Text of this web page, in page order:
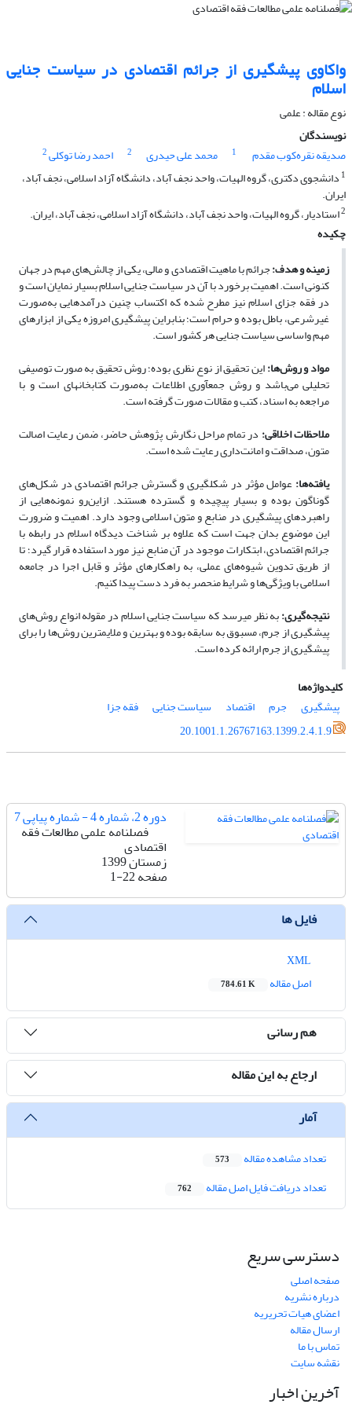
واکاوی پیشگیری از جرائم اقتصادی در سیاست جنایی
اسلام
نوع مقاله : علمی
نویسندگان
صدیقه نقره‌کوب مقدم
1 محمد علی حیدری 2 احمد رضا توکلی2
1 دانشجوی دکتری، گروه الهیات، واحد نجف آباد، دانشگاه آزاد اسلامی، نجف آباد،
ایران.
2استادیار، گروه الهیات، واحد نجف آباد، دانشگاه آزاد اسلامی، نجف آباد، ایران.
چکیده
زمینه و هدف:جرائم با ماهیت اقتصادی و مالی، یکی از چالش‌های مهم در جهان
کنونی است. اهمیت برخورد با آن در سیاست جنایی اسلام بسیار نمایان است و
در فقه جزای اسلام نیز مطرح شده که اکتساب چنین درآمدهایی به‌صورت
غیرشرعی، باطل بوده و حرام است؛ بنابراین پیشگیری امروزه یکی از ابزارهای
مهم واساسی سیاست جنایی هر کشور است.
مواد و روش‌ها:این تحقیق از نوع نظری بوده؛ ‌روش تحقیق به صورت توصیفی
تحلیلی می‌باشد و روش جمع‏آوری اطلاعات به‌صورت کتابخانه‏ای است و با
مراجعه به اسناد، کتب و مقالات صورت گرفته است.
ملاحظات اخلاقی: در تمام مراحل نگارش پژوهش حاضر، ضمن رعایت اصالت
متون، صداقت و امانت‌داری رعایت شده است.
یافته‌ها:عوامل مؤثر در شکل‏گیری و گسترش جرائم اقتصادی در شکل‌های
گوناگون بوده و بسیار پیچیده و گسترده هستند. ازاین‌رو نمونه‌هایی از
راهبردهای پیشگیری در منابع و متون اسلامی وجود دارد. اهمیت و ضرورت
این موضوع بدان جهت است که علاوه بر شناخت دیدگاه اسلام در رابطه با
جرائم اقتصادی، ابتکارات موجود در آن منابع نیز مورد استفاده قرار گیرد؛ تا
از طریق تدوین شیوه‌های عملی، به راهکارهای مؤثر و قابل اجرا در جامعه
اسلامی با ویژگی‌ها و شرایط منحصر به فرد دست پیدا کنیم.
نتیجه‌گیری:به نظر می‏رسد که سیاست جنایی اسلام در مقوله انواع روش‌های
پیشگیری از جرم، مسبوق به سابقه بوده و بهترین و ملایم‏ترین روش‌ها را برای
پیشگیری از جرم ارائه کرده است.
کلیدواژه‌ها
پیشگیری
جرم اقتصاد سیاست جنایی
فقه جزا
20.1001.1.26767163.1399.2.4.1.9
دوره 2، شماره 4 - شماره پیاپی 7
فصلنامه علمی مطالعات فقه
اقتصادی
زمستان 1399
صفحه1-22
فایل ها
اصل مقاله
784.61 K
هم رسانی
ارجاع به این مقاله
آمار
تعداد مشاهده مقاله 573
تعداد دریافت فایل اصل مقاله 762
دسترسی سریع
صفحه اصلی
درباره نشریه
اعضای هیات تحریریه
ارسال مقاله
تماس با ما
نقشه سایت
آخرین اخبار